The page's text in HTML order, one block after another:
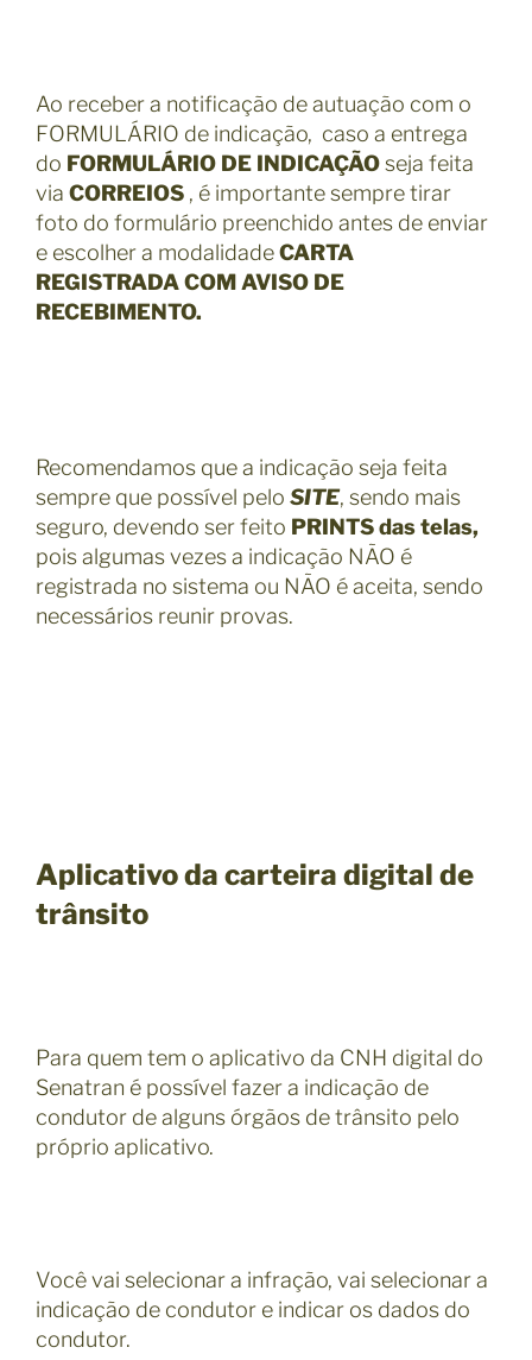
Ao receber a notificação de autuação com o
FORMULÁRIO de indicação, caso a entrega
do FORMULÁRIO DE INDICAÇÃOseja feita
via CORREIOS , é importante sempre tirar
foto do formulário preenchido antes de enviar
e escolher a modalidadeCARTA
REGISTRADA COM AVISO DE
RECEBIMENTO.
Recomendamos que a indicação seja feita
sempre que possível pelo SITE, sendo mais
seguro, devendo ser feito PRINTS das telas,
pois algumas vezes a indicação NÃO é
registrada no sistema ou NÃO é aceita, sendo
necessários reunir provas.
Aplicativo da carteira digital de
trânsito
Para quem tem o aplicativo da CNH digital do
Senatran é possível fazer a indicação de
condutor de alguns órgãos de trânsito pelo
próprio aplicativo.
Você vai selecionar a infração, vai selecionar a
indicação de condutor e indicar os dados do
condutor.